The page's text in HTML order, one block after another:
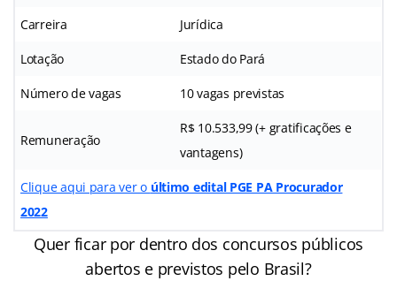
Carreira Jurídica
Lotação Estado do Pará
Número de vagas 10 vagas previstas
Remuneração
R$ 10.533,99 (+ gratificações e
vantagens)
Clique aqui para ver o último edital PGE PA Procurador
2022
Quer ficar por dentro dos concursos públicos
abertos e previstos pelo Brasil?